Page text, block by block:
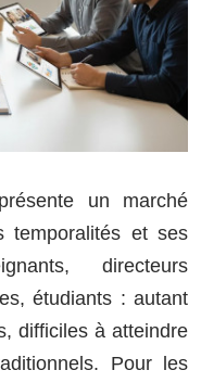
un marché
temporalités et ses
directeurs
étudiants : autant
difficiles à atteindre
Pour les